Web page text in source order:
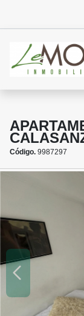
Código. 9987297